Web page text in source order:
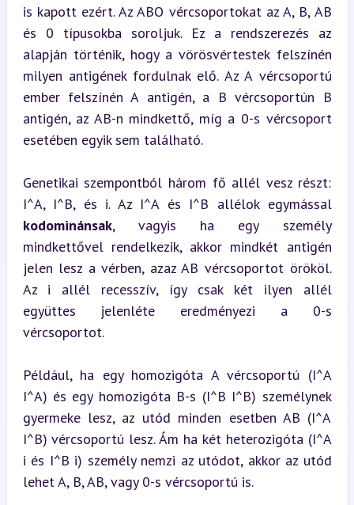
is kapott ezért. Az ABO vércsoportokat az A, B, AB
és 0 típusokba soroljuk. Ez a rendszerezés az
alapján történik, hogy a vörösvértestek felszínén
milyen antigének fordulnak elő. Az A vércsoportú
ember felszínén A antigén, a B vércsoportún B
antigén, az AB-n mindkettő, míg a 0-s vércsoport
esetében egyik sem található.
Genetikai szempontból három fő allél vesz részt:
I^A, I^B, és i. Az I^A és I^B allélok egymással
kodominánsak, vagyis ha egy személy
mindkettővel rendelkezik, akkor mindkét antigén
jelen lesz a vérben, azaz AB vércsoportot örököl.
Az i allél recesszív, így csak két ilyen allél
együttes jelenléte eredményezi a 0-s
vércsoportot.
Például, ha egy homozigóta A vércsoportú (I^A
I^A) és egy homozigóta B-s (I^B I^B) személynek
gyermeke lesz, az utód minden esetben AB (I^A
I^B) vércsoportú lesz. Ám ha két heterozigóta (I^A
i és I^B i) személy nemzi az utódot, akkor az utód
lehet A, B, AB, vagy 0-s vércsoportú is.